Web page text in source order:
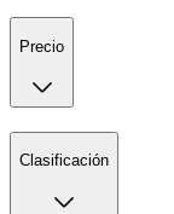
Precio
Clasificación